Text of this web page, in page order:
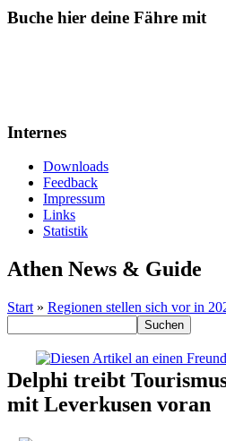
Buche hier deine Fähre mit
Internes
Downloads
Feedback
Impressum
Links
Statistik
Athen News & Guide
Start » Regionen stellen sich vor in
Delphi treibt
mit Leverkusen voran